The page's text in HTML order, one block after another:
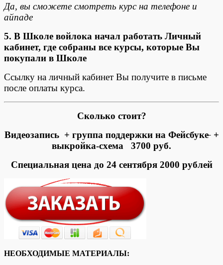
Да, вы сможете смотреть курс на телефоне и
айпаде
5. В Школе войлока начал работать Личный
кабинет, где собраны все курсы, которые Вы
покупали в Школе
Ссылку на личный кабинет Вы получите в письме
после оплаты курса.
Сколько стоит?
Видеозапись + группа поддержки на Фейсбуке +
выкройка-схема
3700 руб.
Специальная цена до 24 сентября 2000 рублей
НЕОБХОДИМЫЕ МАТЕРИАЛЫ: